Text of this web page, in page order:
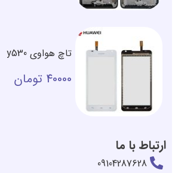
تاچ هواوی y530
40000 تومان
ارتباط با ما
09104287628